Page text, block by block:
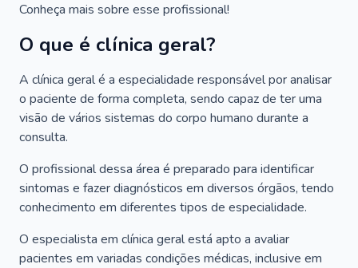
Conheça mais sobre esse profissional!
O que é clínica geral?
A clínica geral é a especialidade responsável por analisar
o paciente de forma completa, sendo capaz de ter uma
visão de vários sistemas do corpo humano durante a
consulta.
O profissional dessa área é preparado para identificar
sintomas e fazer diagnósticos em diversos órgãos, tendo
conhecimento em diferentes tipos de especialidade.
O especialista em clínica geral está apto a avaliar
pacientes em variadas condições médicas, inclusive em